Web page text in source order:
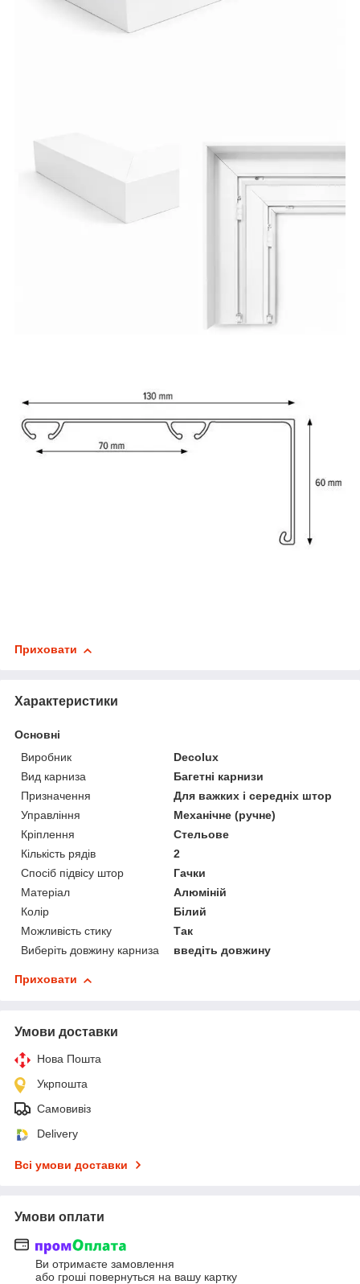
Приховати
Характеристики
Основні
Виробник
Decolux
Вид карниза
Багетні карнизи
Призначення
Для важких і середніх штор
Управління
Механічне (ручне)
Кріплення
Стельове
Кількість рядів
2
Спосіб підвісу штор
Гачки
Матеріал
Алюміній
Колір
Білий
Можливість стику
Так
Виберіть довжину карниза
введіть довжину
Приховати
Умови доставки
Нова Пошта
Укрпошта
Самовивіз
Delivery
Всі умови доставки
Умови оплати
Ви отримаєте замовлення
або гроші повернуться на вашу картку